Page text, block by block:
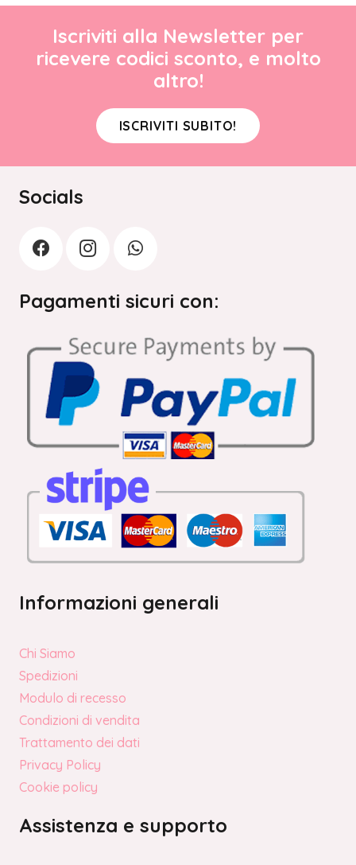
Iscriviti alla Newsletter per
ricevere codici sconto, e molto
altro!
ISCRIVITI SUBITO!
Socials
Pagamenti sicuri con:
Informazioni generali
Chi Siamo
Spedizioni
Modulo di recesso
Condizioni di vendita
Trattamento dei dati
Privacy Policy
Cookie policy
Assistenza e supporto